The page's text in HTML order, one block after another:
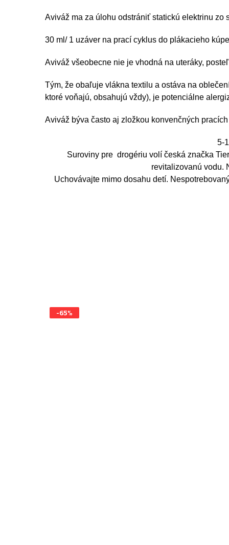
Aviváž ma za úlohu odstrániť statickú elektrinu
30 ml/ 1 uzáver na prací cyklus do plákacieho
Aviváž všeobecne nie je vhodná na uteráky,
Tým, že obaľuje vlákna textilu a ostáva na
ktoré voňajú, obsahujú vždy), je potenciálne
Aviváž býva často aj zložkou konvenčných
5-
Suroviny pre drogériu volí česká značka
revitalizovanú vodu.
Uchovávajte mimo dosahu detí.
-65%